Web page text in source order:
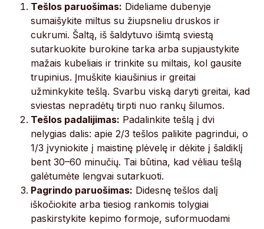
Tešlos paruošimas: Dideliame dubenyje
sumaišykite miltus su žiupsneliu druskos ir
cukrumi. Šaltą, iš šaldytuvo išimtą sviestą
sutarkuokite burokine tarka arba supjaustykite
mažais kubeliais ir trinkite su miltais, kol gausite
trupinius. Įmuškite kiaušinius ir greitai
užminkykite tešlą. Svarbu viską daryti greitai, kad
sviestas nepradėtų tirpti nuo rankų šilumos.
Tešlos padalijimas: Padalinkite tešlą į dvi
nelygias dalis: apie 2/3 tešlos palikite pagrindui, o
1/3 įvyniokite į maistinę plėvelę ir dėkite į šaldiklį
bent 30–60 minučių. Tai būtina, kad vėliau tešlą
galėtumėte lengvai sutarkuoti.
Pagrindo paruošimas: Didesnę tešlos dalį
iškočiokite arba tiesiog rankomis tolygiai
paskirstykite kepimo formoje, suformuodami